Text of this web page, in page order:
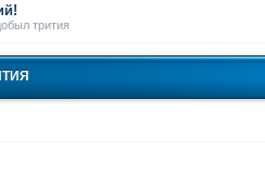
трития